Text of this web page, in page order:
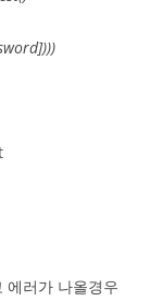
러가 나올경우